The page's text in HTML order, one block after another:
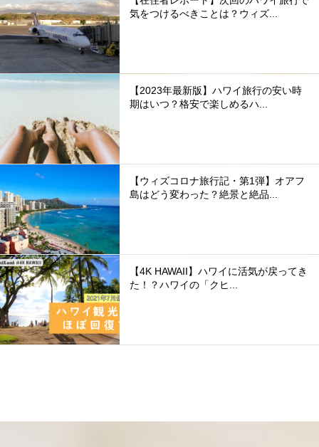
気をつけるべきことは？ウィズ...
【2023年最新版】ハワイ旅行の安い時
期はいつ？格安で楽しめるハ...
【ウィズコロナ旅行記・第1弾】オアフ
島はどう変わった？絶景と絶品...
【4K HAWAII】ハワイに活気が戻ってき
た！？ハワイの「クヒ...